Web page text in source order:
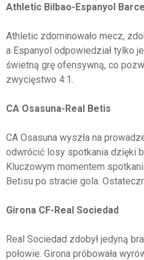
Athletic Bilbao-Espanyol
Athletic zdominowało mecz,
a Espanyol odpowiedział tylko
świetną grę ofensywną, co
zwycięstwo 4:1.
CA Osasuna-Real Betis
CA Osasuna wyszła na
odwrócić losy spotkania dzięki
Kluczowym momentem
Betisu po stracie gola.
Girona CF-Real Sociedad
Real Sociedad zdobył jedyną
połowie. Girona próbowała